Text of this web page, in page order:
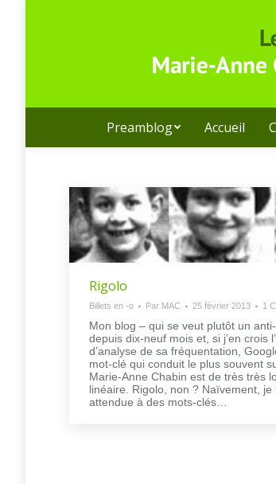
Preamblog Accueil
Rigolo
Billets en -o Par MAC 25 février 2013 1
Mon blog – qui se veut plutôt un
depuis dix-neuf mois et, si j’en crois
d’analyse de sa fréquentation,
mot-clé qui conduit le plus souvent
Marie-Anne Chabin est de très très
linéaire. Rigolo, non ? Naïvement, je
attendue à des mots-clés…